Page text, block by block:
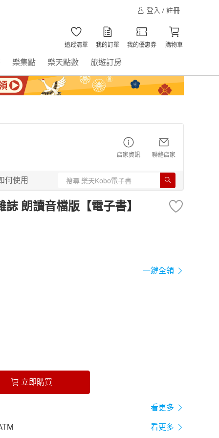
登入 / 註冊
追蹤清單 我的訂單 我的優惠券 購物車
樂集點 樂天點數 旅遊訂房
店家資訊 聯絡店家
何使用
朗讀音檔版【電子書】
一鍵全領
立即購買
看更多
看更多